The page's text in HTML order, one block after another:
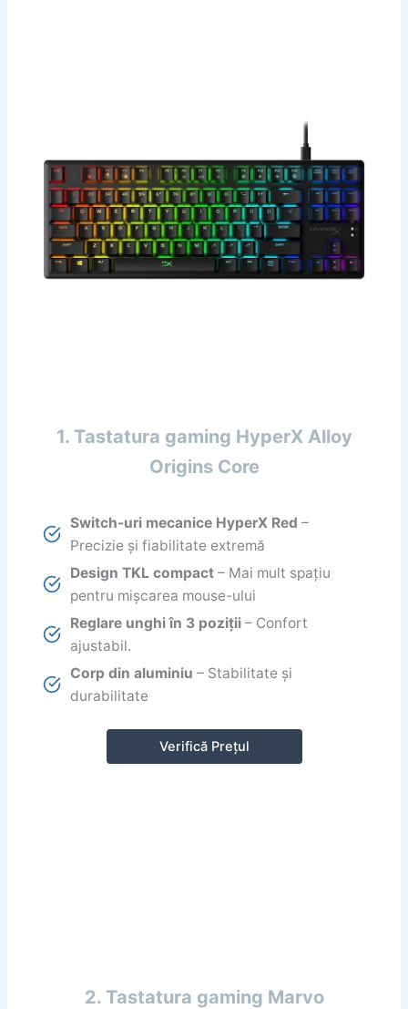
1. Tastatura gaming HyperX Alloy
Origins Core
Switch-uri mecanice HyperX Red –
Precizie și fiabilitate extremă
Design TKL compact – Mai mult spațiu
pentru mișcarea mouse-ului
Reglare unghi în 3 poziții – Confort
ajustabil.
Corp din aluminiu – Stabilitate și
durabilitate
Verifică Prețul
2. Tastatura gaming Marvo